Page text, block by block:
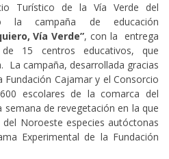
Turístico de la Vía Verde del
la campaña de educación
Vía Verde”, con la entrega
15 centros educativos, que
La campaña, desarrollada gracias
Cajamar y el Consorcio
escolares de la comarca del
de revegetación en la que
Noroeste especies autóctonas
Experimental de la Fundación